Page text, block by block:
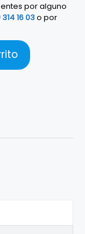
por alguno
16 03o por